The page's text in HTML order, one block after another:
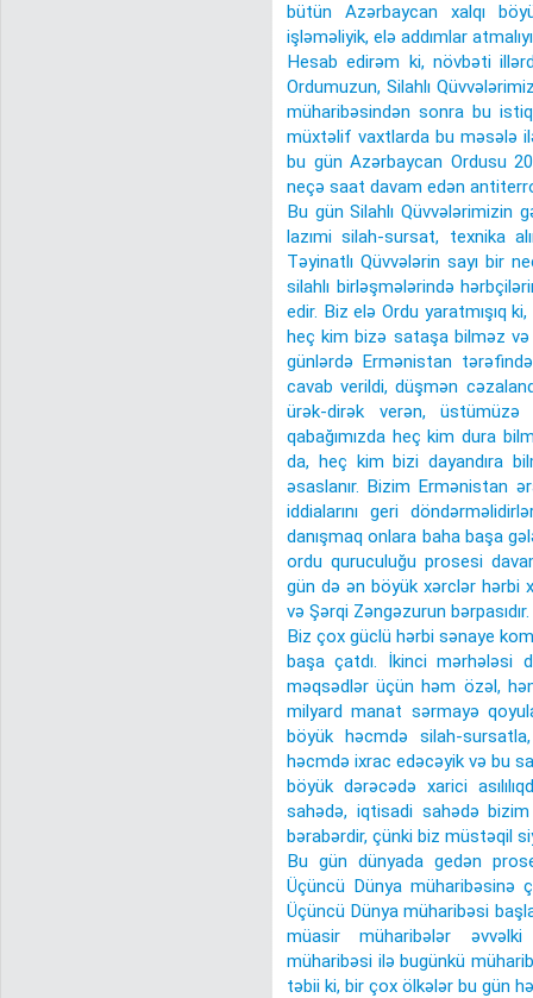
bütün Azərbaycan xalqı
işləməliyik, elə addımlar
Hesab edirəm ki, növbəti
Ordumuzun, Silahlı
müharibəsindən sonra bu
müxtəlif vaxtlarda bu məsələ
bu gün Azərbaycan Ordusu
neçə saat davam edən
Bu gün Silahlı Qüvvələrimizin
lazımi silah-sursat, texnika
Təyinatlı Qüvvələrin sayı bir
silahlı birləşmələrində
edir. Biz elə Ordu yaratmışıq
heç kim bizə sataşa bilməz
günlərdə Ermənistan
cavab verildi, düşmən
ürək-dirək verən,
qabağımızda heç kim dura
da, heç kim bizi dayandıra
əsaslanır. Bizim Ermənistan
iddialarını geri
danışmaq onlara baha başa
ordu quruculuğu prosesi
gün də ən böyük xərclər hərbi
və Şərqi Zəngəzurun bərpasıdır.
Biz çox güclü hərbi sənaye
başa çatdı. İkinci mərhələsi
məqsədlər üçün həm özəl,
milyard manat sərmayə
böyük həcmdə silah-
həcmdə ixrac edəcəyik və bu
böyük dərəcədə xarici
sahədə, iqtisadi sahədə
bərabərdir, çünki biz müstəqil
Bu gün dünyada gedən
Üçüncü Dünya müharibəsinə
Üçüncü Dünya müharibəsi
müasir müharibələr
müharibəsi ilə bugünkü
təbii ki, bir çox ölkələr bu gün